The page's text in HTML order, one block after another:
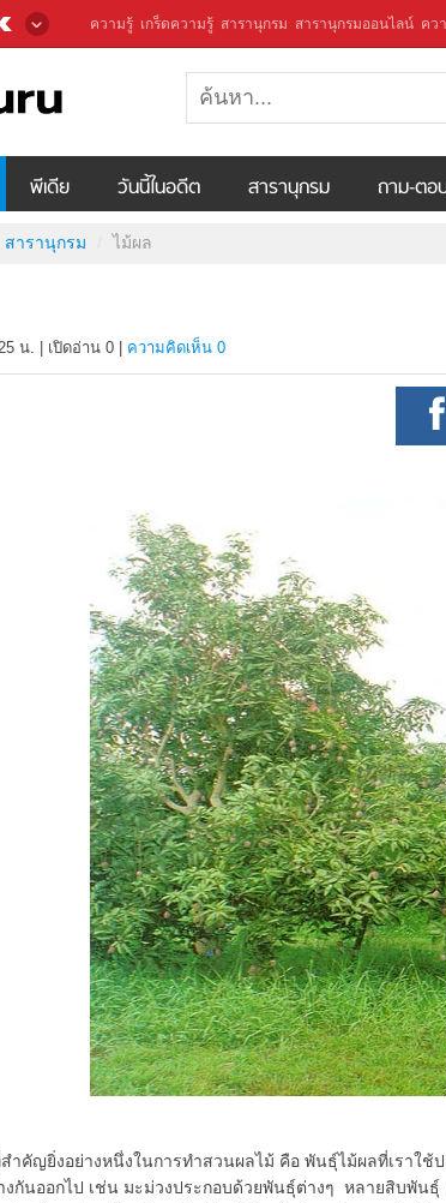
ความรู้ เกร็ดความรู้ สารานุกรม สารานุกรมออนไลน์ คว
พีเดีย วันนี้ในอดีต สารานุกรม ถาม-ตอ
สารานุกรม ไม้ผล
น. เปิดอ่าน 0 ความคิดเห็น 0
งอย่างหนึ่งในการทำสวนผลไม้ คือ พันธุ์ไม้ผลที่เราใช้ป
กันออกไป เช่น มะม่วงประกอบด้วยพันธุ์ต่างๆ หลายสิบพันธุ์